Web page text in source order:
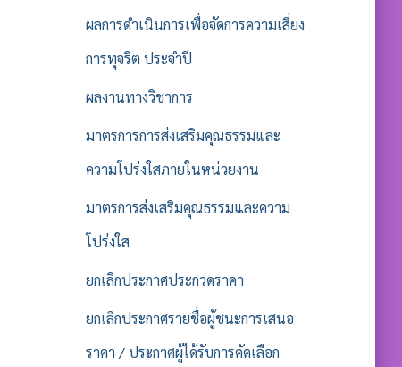
ผลการดำเนินการเพื่อจัดการความเสี่ยง
การทุจริต ประจำปี
ผลงานทางวิชาการ
มาตรการการส่งเสริมคุณธรรมและ
ความโปร่งใสภายในหน่วยงาน
มาตรการส่งเสริมคุณธรรมและความ
โปร่งใส
ยกเลิกประกาศประกวดราคา
ยกเลิกประกาศรายชื่อผู้ชนะการเสนอ
ราคา / ประกาศผู้ได้รับการคัดเลือก